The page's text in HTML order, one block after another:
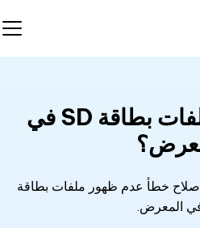
لماذا لا تظهر ملفات بطاقة SD في
من هذه الطرق الـ 9 لإصلاح خطأ عدم ظهور ملفات بطاقة